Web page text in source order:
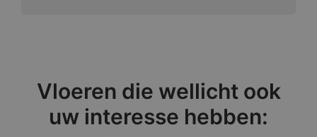
Vloeren die wellicht ook
uw interesse hebben: